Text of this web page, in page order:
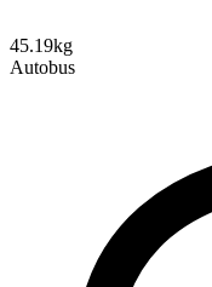
45.19kg
Autobus